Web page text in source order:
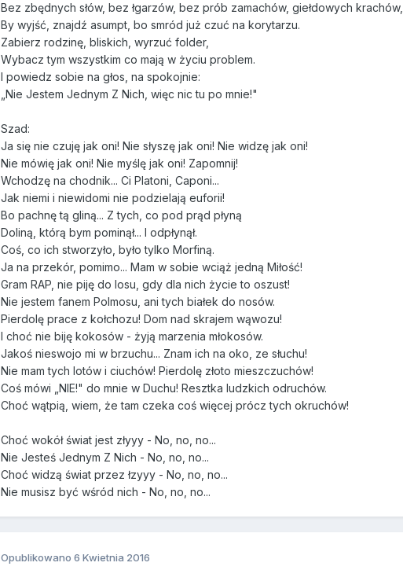
Bez zbędnych słów, bez łgarzów, bez prób zamachów, giełdowych krachów,
By wyjść, znajdź asumpt, bo smród już czuć na korytarzu.
Zabierz rodzinę, bliskich, wyrzuć folder,
Wybacz tym wszystkim co mają w życiu problem.
I powiedz sobie na głos, na spokojnie:
„Nie Jestem Jednym Z Nich, więc nic tu po mnie!"
Szad:
Ja się nie czuję jak oni! Nie słyszę jak oni! Nie widzę jak oni!
Nie mówię jak oni! Nie myślę jak oni! Zapomnij!
Wchodzę na chodnik... Ci Platoni, Caponi...
Jak niemi i niewidomi nie podzielają euforii!
Bo pachnę tą gliną... Z tych, co pod prąd płyną
Doliną, którą bym pominął... I odpłynął.
Coś, co ich stworzyło, było tylko Morfiną.
Ja na przekór, pomimo... Mam w sobie wciąż jedną Miłość!
Gram RAP, nie piję do losu, gdy dla nich życie to oszust!
Nie jestem fanem Polmosu, ani tych białek do nosów.
Pierdolę prace z kołchozu! Dom nad skrajem wąwozu!
I choć nie biję kokosów - żyją marzenia młokosów.
Jakoś nieswojo mi w brzuchu... Znam ich na oko, ze słuchu!
Nie mam tych lotów i ciuchów! Pierdolę złoto mieszczuchów!
Coś mówi „NIE!" do mnie w Duchu! Resztka ludzkich odruchów.
Choć wątpią, wiem, że tam czeka coś więcej prócz tych okruchów!
Choć wokół świat jest złyyy - No, no, no...
Nie Jesteś Jednym Z Nich - No, no, no...
Choć widzą świat przez łzyyy - No, no, no...
Nie musisz być wśród nich - No, no, no...
Opublikowano 6 Kwietnia 2016